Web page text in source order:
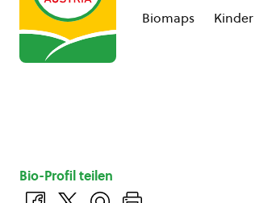
Biomaps
Bio-Profil teilen